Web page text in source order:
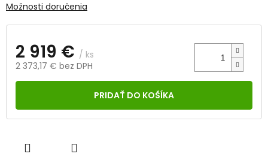
Možnosti doručenia
2 919 € / ks
2 373,17 € bez DPH
Jednotková
PRIDAŤ DO KOŠÍKA